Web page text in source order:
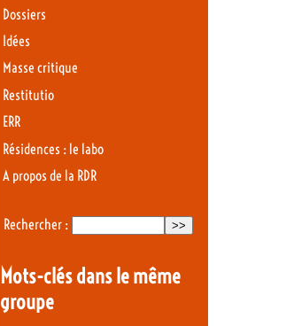
Dossiers
Idées
Masse critique
Restitutio
ERR
Résidences : le labo
A propos de la RDR
Rechercher :
Mots-clés dans le même
groupe